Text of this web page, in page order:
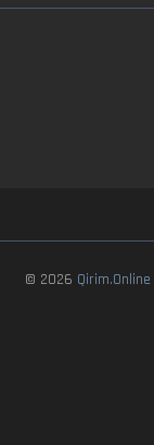
© 2026 Qirim.Online